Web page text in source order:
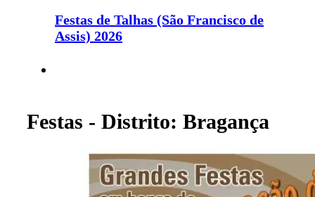
Festas de Talhas (São Francisco de
Assis) 2026
Festas - Distrito: Bragança